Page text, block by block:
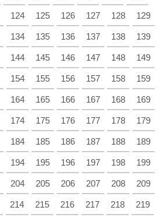
124 125 126 127 128 129
134 135 136 137 138 139
144 145 146 147 148 149
154 155 156 157 158 159
164 165 166 167 168 169
174 175 176 177 178 179
184 185 186 187 188 189
194 195 196 197 198 199
204 205 206 207 208 209
214 215 216 217 218 219